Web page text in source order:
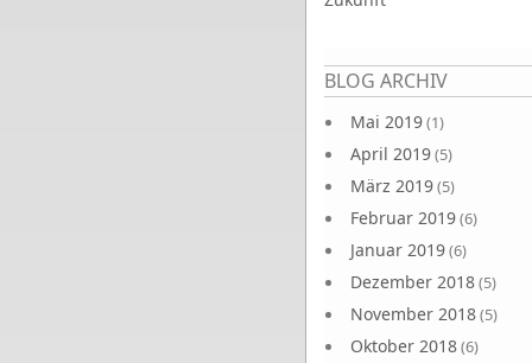
BLOG ARCHIV
Mai 2019(1)
April 2019(5)
März 2019(5)
Februar 2019(6)
Januar 2019(6)
Dezember 2018(5)
November 2018(5)
Oktober 2018(6)
Seiten